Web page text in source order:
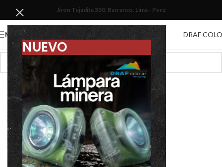
NUEVO
Jirón Tejadita 330, Barranco. Lima - Perú
MENU DRAF